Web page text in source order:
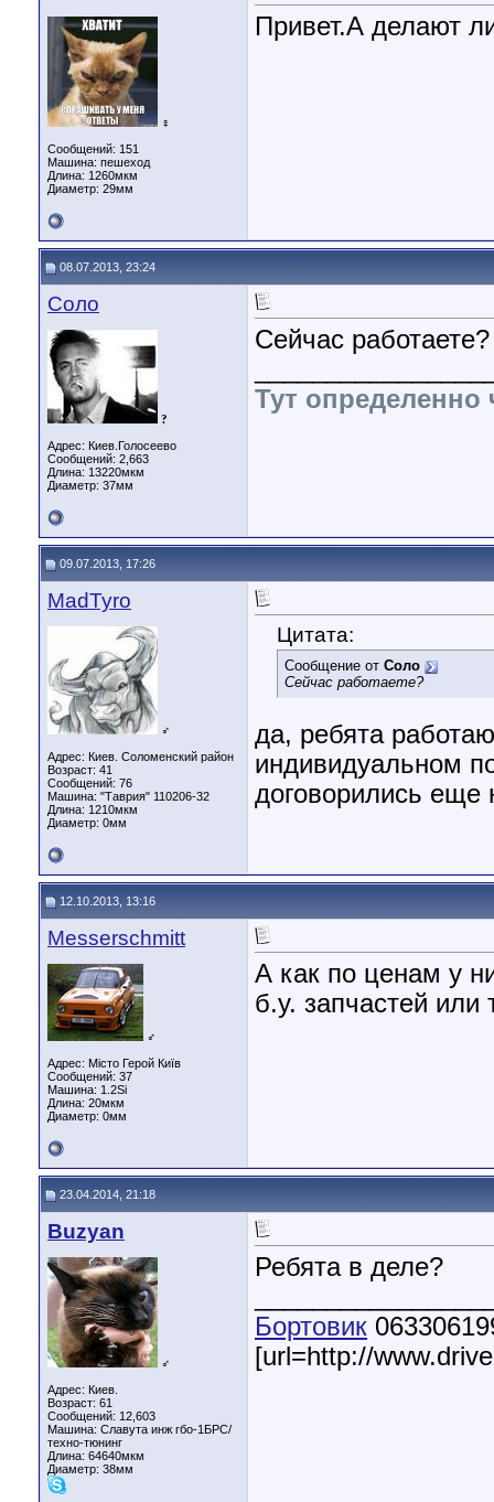
♀
Сообщений: 151
Машина: пешеход
Длина: 1260мкм
Диаметр: 29мм
Привет.А делают
08.07.2013, 23:24
Соло
?
Адрес: Киев.Голосеево
Сообщений: 2,663
Длина: 13220мкм
Диаметр: 37мм
Сейчас работаете?
Тут определенно
09.07.2013, 17:26
MadTyro
♂
Адрес: Киев. Соломенский район
Возраст: 41
Сообщений: 76
Машина: "Таврия" 110206-32
Длина: 1210мкм
Диаметр: 0мм
Цитата:
Сообщение от Соло
Сейчас работаете?
да, ребята
индивидуальном
договорились еще
12.10.2013, 13:16
Messerschmitt
♂
Адрес: Місто Герой Київ
Сообщений: 37
Машина: 1.2Si
Длина: 20мкм
Диаметр: 0мм
А как по ценам у
б.у. запчастей или
23.04.2014, 21:18
Buzyan
♂
Адрес: Киев.
Возраст: 61
Сообщений: 12,603
Машина: Славута инж гбо-1БРС/
техно-тюнинг
Длина: 64640мкм
Диаметр: 38мм
Ребята в деле?
Бортовик
[url=http://